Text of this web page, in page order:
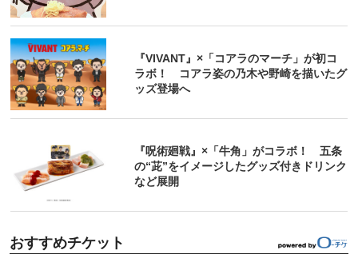
『VIVANT』×「コアラのマーチ」が初コ
ラボ！ コアラ姿の乃木や野崎を描いたグ
ッズ登場へ
『呪術廻戦』×「牛角」がコラボ！ 五条
の“茈”をイメージしたグッズ付きドリンク
など展開
おすすめチケット